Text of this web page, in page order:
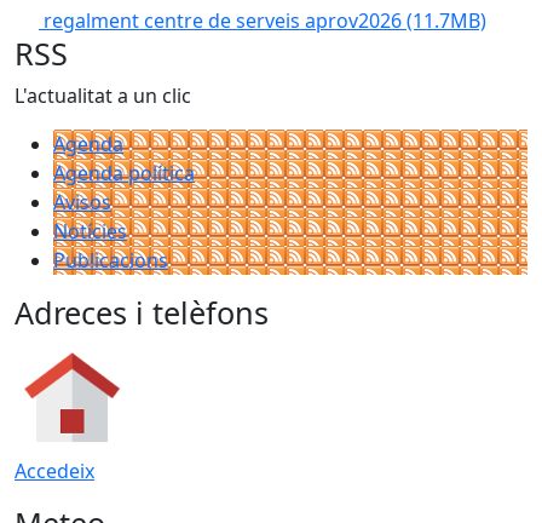
regalment centre de serveis aprov2026(11.7MB)
RSS
L'actualitat a un clic
Agenda
Agenda política
Avisos
Notícies
Publicacions
Adreces i telèfons
Accedeix